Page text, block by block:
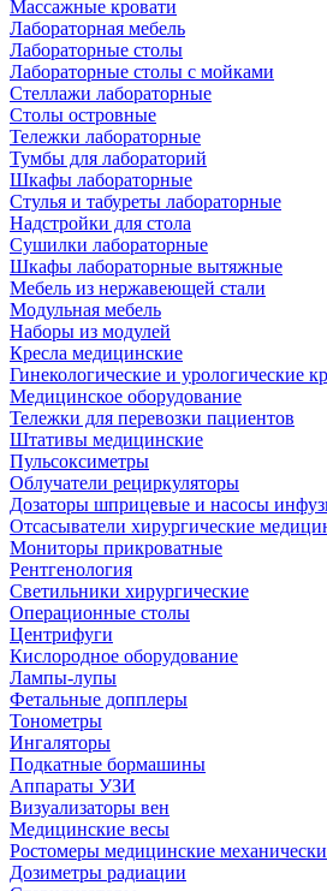
Массажные кровати
Лабораторная мебель
Лабораторные столы
Лабораторные столы с мойками
Стеллажи лабораторные
Столы островные
Тележки лабораторные
Тумбы для лабораторий
Шкафы лабораторные
Стулья и табуреты лабораторные
Надстройки для стола
Сушилки лабораторные
Шкафы лабораторные вытяжные
Мебель из нержавеющей стали
Модульная мебель
Наборы из модулей
Кресла медицинские
Гинекологические и урологические
Медицинское оборудование
Тележки для перевозки пациентов
Штативы медицинские
Пульсоксиметры
Облучатели рециркуляторы
Дозаторы шприцевые и насосы
Отсасыватели хирургические
Мониторы прикроватные
Рентгенология
Светильники хирургические
Операционные столы
Центрифуги
Кислородное оборудование
Лампы-лупы
Фетальные допплеры
Тонометры
Ингаляторы
Подкатные бормашины
Аппараты УЗИ
Визуализаторы вен
Медицинские весы
Ростомеры медицинские
Дозиметры радиации